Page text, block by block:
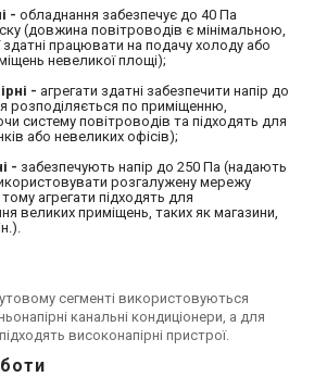
- обладнання забезпечує до 40 Па
(довжина повітроводів є мінімальною,
працювати на подачу холоду або
невеликої площі);
- агрегати здатні забезпечити напір до
розподіляється по приміщенню,
систему повітроводів та підходять для
або невеликих офісів);
- забезпечують напір до 250 Па (надають
розгалужену мережу
агрегати підходять для
великих приміщень, таких як магазини,
сегменті використовуються
канальні кондиціонери, а для
високонапірні пристрої.